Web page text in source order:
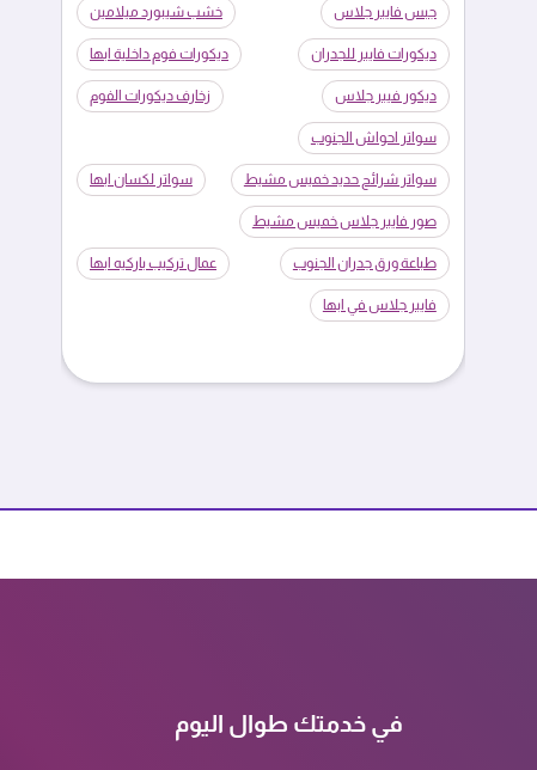
جبس فايبر جلاس خشب شيبورد ميلامين
ديكورات فايبر للجدران ديكورات فوم داخلية ابها
ديكور فيبر جلاس زخارف ديكورات الفوم
سواتر احواش الجنوب
سواتر شرائح حديد خميس مشيط سواتر لكسان ابها
صور فايبر جلاس خميس مشيط
طباعة ورق جدران الجنوب عمال تركيب باركيه ابها
فايبر جلاس في ابها
في خدمتك طوال اليوم